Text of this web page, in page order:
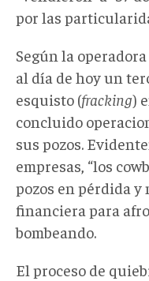
por las
Según la
al día de hoy un
esquisto (fracking)
concluido
sus pozos.
empresas, “los
pozos en pérdida
financiera para
bombeando.
El proceso de